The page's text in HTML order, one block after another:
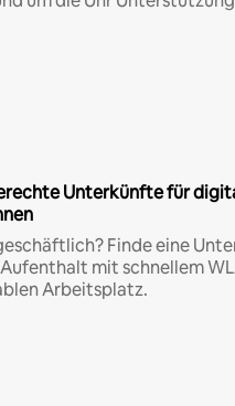
Unterkünfte für
Finde eine
mit schnellem
Arbeitsplatz.